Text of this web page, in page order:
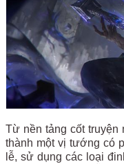
Từ nền tảng cốt truyện
thành một vị tướng có
lễ, sử dụng các loại